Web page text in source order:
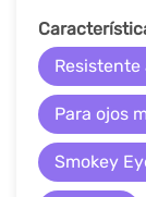
Resistente
Para ojos
Smokey